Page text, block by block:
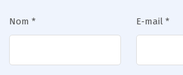
Nom * E-mail *